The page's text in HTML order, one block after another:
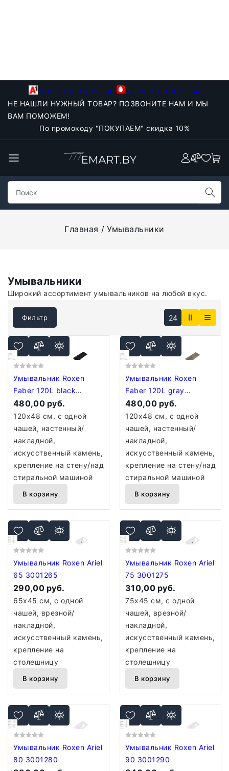
+375-29-118-21-34
+375-33-918-21-34
НЕ НАШЛИ НУЖНЫЙ ТОВАР? ПОЗВОНИТЕ НАМ И МЫ
ВАМ ПОМОЖЕМ!
По промокоду "ПОКУПАЕМ" скидка 10%
Главная Умывальники
Умывальники
Широкий ассортимент умывальников на любой вкус.
Фильтр 24
Умывальник Roxen
Faber 120L black
30010120L-B
480,00 руб.
120x48 см, с одной
чашей, настенный/
накладной,
искусственный камень,
крепление на стену/над
стиральной машиной
В корзину
Умывальник Roxen
Faber 120L gray
30010120L-DG
480,00 руб.
120x48 см, с одной
чашей, настенный/
накладной,
искусственный камень,
крепление на стену/над
стиральной машиной
В корзину
Умывальник Roxen Ariel
65 3001265
290,00 руб.
65x45 см, с одной
чашей, врезной/
накладной,
искусственный камень,
крепление на
столешницу
В корзину
Умывальник Roxen Ariel
75 3001275
310,00 руб.
75x45 см, с одной
чашей, врезной/
накладной,
искусственный камень,
крепление на
столешницу
В корзину
Умывальник Roxen Ariel
80 3001280
Умывальник Roxen Ariel
90 3001290